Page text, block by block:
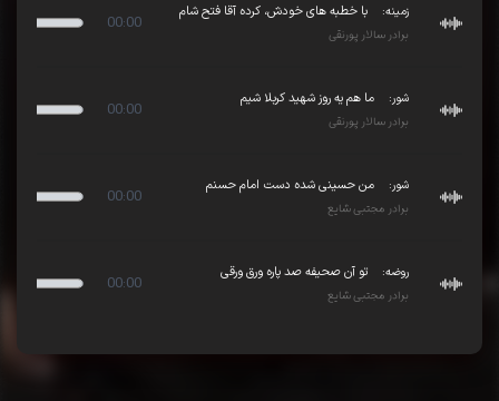
زمینه:
با خطبه های خودش، کرده آقا فتح شام
برادر سالار پورنقی
00:00
شور:
ما هم یه روز شهید کربلا شیم
برادر سالار پورنقی
00:00
شور:
من حسینی شده دست امام حسنم
برادر مجتبی شایع
00:00
روضه:
تو آن صحیفه صد پاره ورق ورقی
برادر مجتبی شایع
00:00